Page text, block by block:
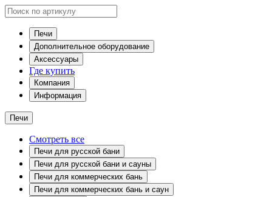
Печи
Дополнительное оборудование
Аксессуары
Где купить
Компания
Информация
Печи
Смотреть все
Печи для русской бани
Печи для русской бани и сауны
Печи для коммерческих бань
Печи для коммерческих бань и саун